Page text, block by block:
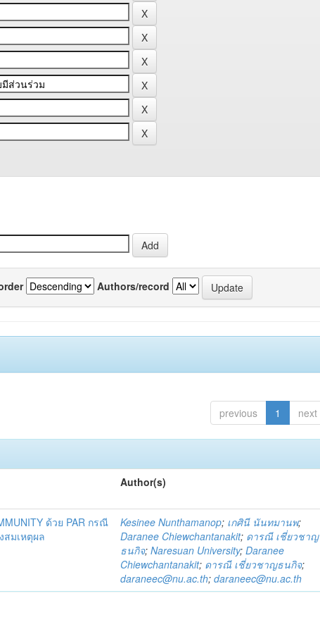
Authors/record
previous 1 next
Author(s)
ด้วย PAR กรณี
สมเหตุผล
Kesinee Nunthamanop; เกศินี นันทมานพ;
Daranee Chiewchantanakit; ดารณี เชี่ยวชาญ
ธนกิจ;Naresuan University;Daranee
Chiewchantanakit; ดารณี เชี่ยวชาญธนกิจ;
daraneec@nu.ac.th;daraneec@nu.ac.th